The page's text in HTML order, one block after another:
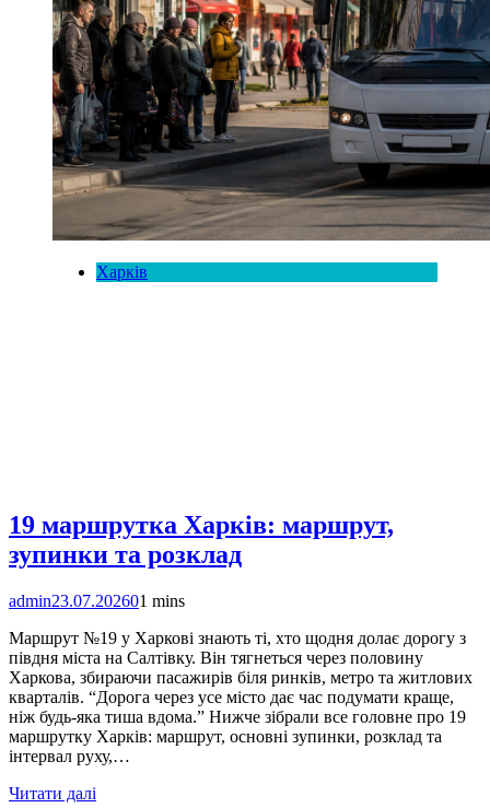
Харків
19 маршрутка Харків: маршрут,
зупинки та розклад
admin23.07.202601 mins
Маршрут №19 у Харкові знають ті, хто щодня долає дорогу з
півдня міста на Салтівку. Він тягнеться через половину
Харкова, збираючи пасажирів біля ринків, метро та житлових
кварталів. “Дорога через усе місто дає час подумати краще,
ніж будь-яка тиша вдома.” Нижче зібрали все головне про 19
маршрутку Харків: маршрут, основні зупинки, розклад та
інтервал руху,…
Читати далі